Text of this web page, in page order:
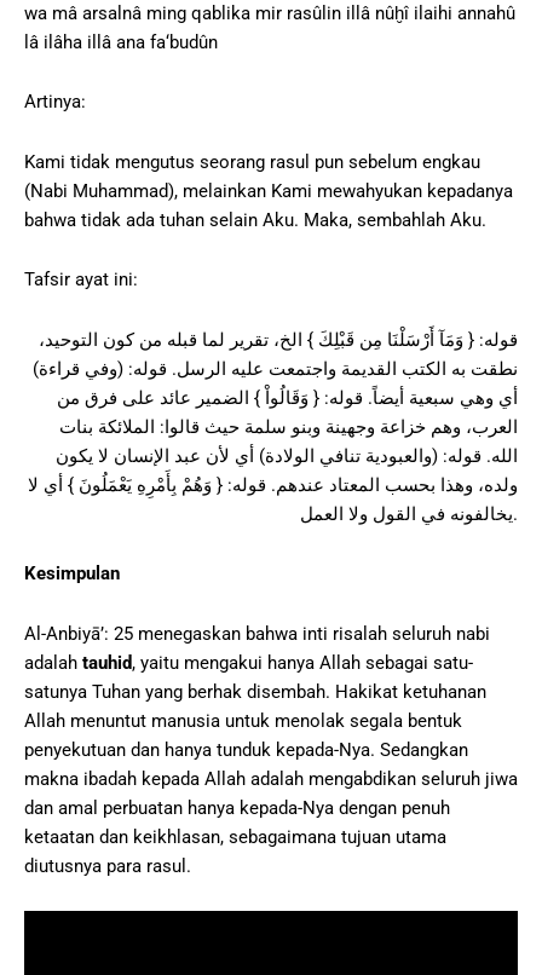
wa mâ arsalnâ ming qablika mir rasûlin illâ nûḫî ilaihi annahû
lâ ilâha illâ ana fa‘budûn
Artinya:
Kami tidak mengutus seorang rasul pun sebelum engkau
(Nabi Muhammad), melainkan Kami mewahyukan kepadanya
bahwa tidak ada tuhan selain Aku. Maka, sembahlah Aku.
Tafsir ayat ini:
قوله: { وَمَآ أَرْسَلْنَا مِن قَبْلِكَ } الخ، تقرير لما قبله من كون التوحيد،
نطقت به الكتب القديمة واجتمعت عليه الرسل. قوله: (وفي قراءة)
أي وهي سبعية أيضاً. قوله: { وَقَالُواْ } الضمير عائد على فرق من
العرب، وهم خزاعة وجهينة وبنو سلمة حيث قالوا: الملائكة بنات
الله. قوله: (والعبودية تنافي الولادة) أي لأن عبد الإنسان لا يكون
ولده، وهذا بحسب المعتاد عندهم. قوله: { وَهُمْ بِأَمْرِهِ يَعْمَلُونَ } أي لا
يخالفونه في القول ولا العمل.
Kesimpulan
Al-Anbiyā’: 25 menegaskan bahwa inti risalah seluruh nabi
adalah tauhid, yaitu mengakui hanya Allah sebagai satu-
satunya Tuhan yang berhak disembah. Hakikat ketuhanan
Allah menuntut manusia untuk menolak segala bentuk
penyekutuan dan hanya tunduk kepada-Nya. Sedangkan
makna ibadah kepada Allah adalah mengabdikan seluruh jiwa
dan amal perbuatan hanya kepada-Nya dengan penuh
ketaatan dan keikhlasan, sebagaimana tujuan utama
diutusnya para rasul.